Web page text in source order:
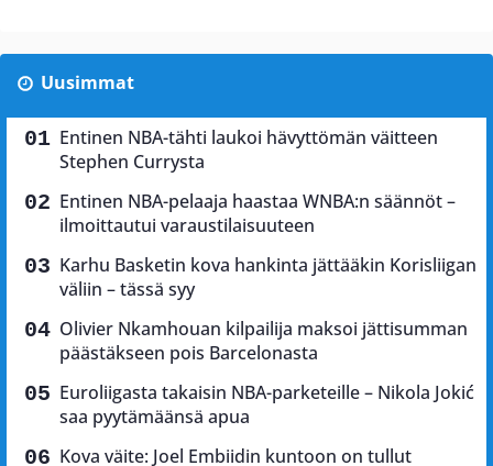
Uusimmat
Entinen NBA-tähti laukoi hävyttömän väitteen
Stephen Currysta
Entinen NBA-pelaaja haastaa WNBA:n säännöt –
ilmoittautui varaustilaisuuteen
Karhu Basketin kova hankinta jättääkin Korisliigan
väliin – tässä syy
Olivier Nkamhouan kilpailija maksoi jättisumman
päästäkseen pois Barcelonasta
Euroliigasta takaisin NBA-parketeille – Nikola Jokić
saa pyytämäänsä apua
Kova väite: Joel Embiidin kuntoon on tullut